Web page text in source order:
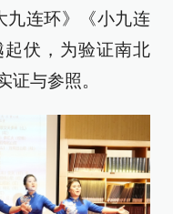
连环》《小九连
伏，为验证南北
证与参照。